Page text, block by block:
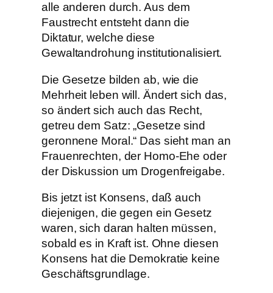
alle anderen durch. Aus dem
Faustrecht entsteht dann die
Diktatur, welche diese
Gewaltandrohung institutionalisiert.
Die Gesetze bilden ab, wie die
Mehrheit leben will. Ändert sich das,
so ändert sich auch das Recht,
getreu dem Satz: „Gesetze sind
geronnene Moral.“ Das sieht man an
Frauenrechten, der Homo-Ehe oder
der Diskussion um Drogenfreigabe.
Bis jetzt ist Konsens, daß auch
diejenigen, die gegen ein Gesetz
waren, sich daran halten müssen,
sobald es in Kraft ist. Ohne diesen
Konsens hat die Demokratie keine
Geschäftsgrundlage.